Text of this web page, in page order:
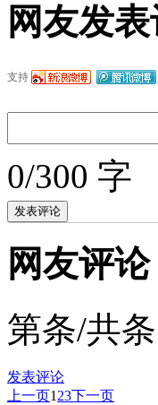
网友发
支持
0/300 字
网友评论
第条/共条
发表评论
上一页1 23下一页